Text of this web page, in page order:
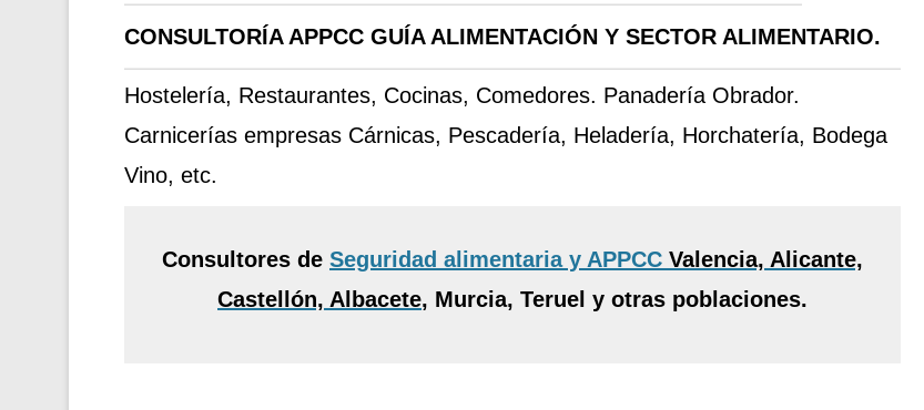
CONSULTORÍA APPCC GUÍA ALIMENTACIÓN Y SECTOR ALIMENTARIO.
Hostelería, Restaurantes, Cocinas, Comedores. Panadería Obrador.
Carnicerías empresas Cárnicas, Pescadería, Heladería, Horchatería, Bodega
Vino, etc.
Consultores de Seguridad alimentaria y APPCC Valencia, Alicante,
Castellón, Albacete, Murcia, Teruel y otras poblaciones.